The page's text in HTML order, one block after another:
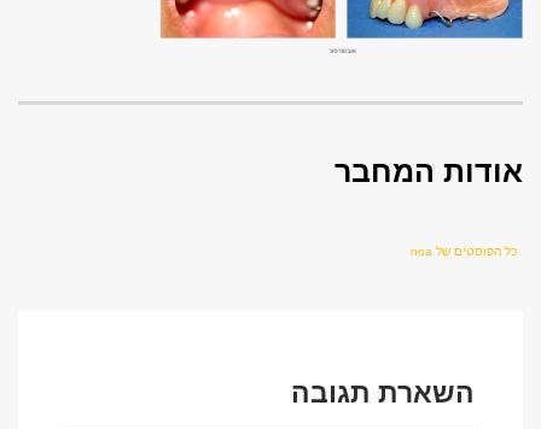
אודות המחבר
כל הפוסטים של noa
השארת תגובה